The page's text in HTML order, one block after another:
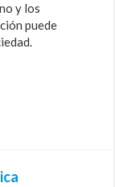
y los
puede